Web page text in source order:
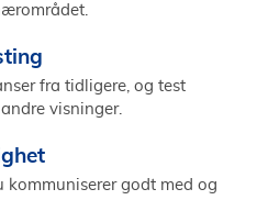
fra tidligere, og test
visninger.
kommuniserer godt med og